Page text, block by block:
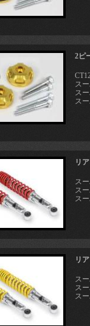
2ピ
ス
ス
ス
リ
ス
ス
ス
リ
ス
ス
ス